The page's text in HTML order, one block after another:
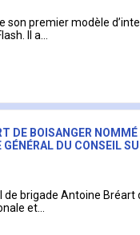
son premier modèle
Il a...
DE BOISANGER
DU CONSEIL
de brigade Antoine Bréart
et...